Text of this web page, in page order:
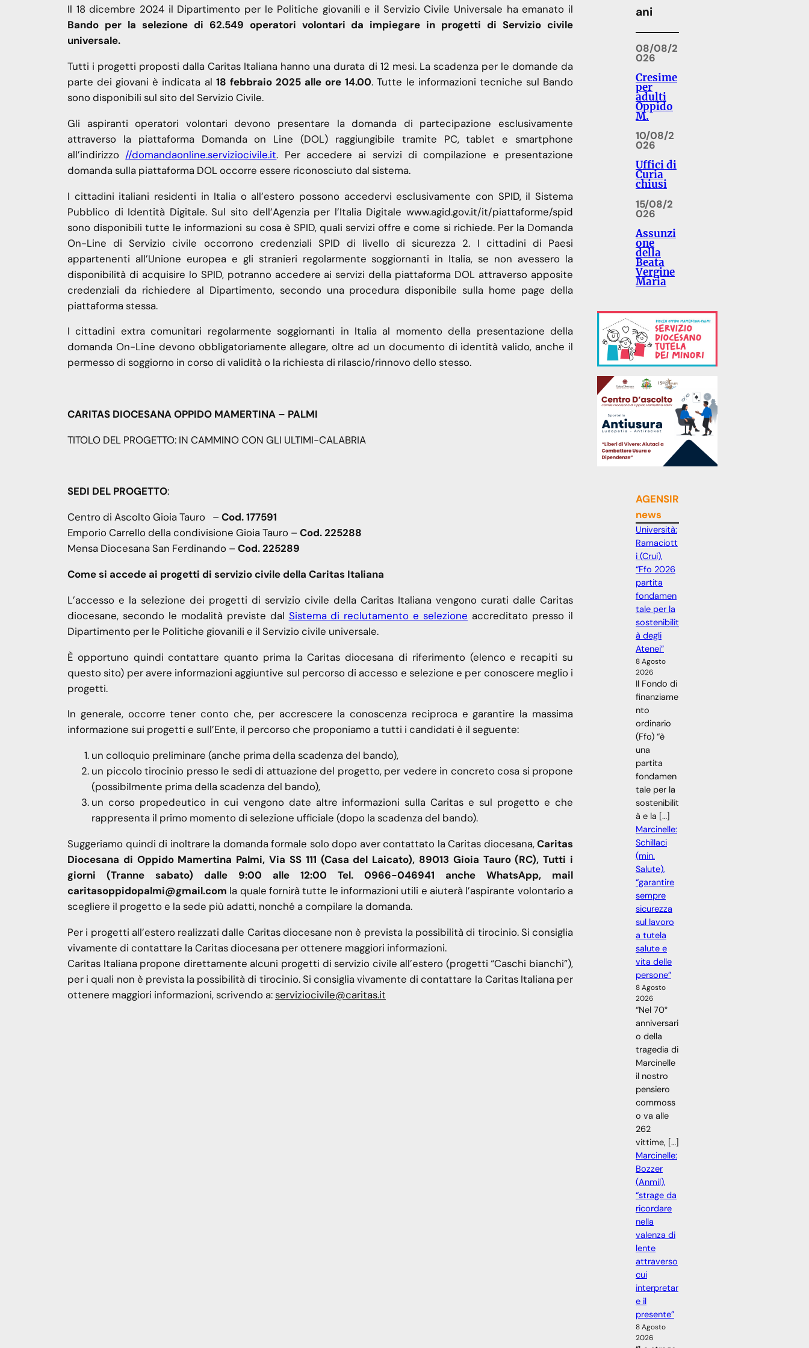
Il 18 dicembre 2024 il Dipartimento per le Politiche giovanili e il Servizio Civile Universale ha emanato il
Bando per la selezione di 62.549 operatori volontari da impiegare in progetti di Servizio civile
universale.
Tutti i progetti proposti dalla Caritas Italiana hanno una durata di 12 mesi. La scadenza per le domande da
parte dei giovani è indicata al 18 febbraio 2025 alle ore 14.00. Tutte le informazioni tecniche sul Bando
sono disponibili sul sito del Servizio Civile.
Gli aspiranti operatori volontari devono presentare la domanda di partecipazione esclusivamente
attraverso la piattaforma Domanda on Line (DOL) raggiungibile tramite PC, tablet e smartphone
all’indirizzo //domandaonline.serviziocivile.it. Per accedere ai servizi di compilazione e presentazione
domanda sulla piattaforma DOL occorre essere riconosciuto dal sistema.
I cittadini italiani residenti in Italia o all’estero possono accedervi esclusivamente con SPID, il Sistema
Pubblico di Identità Digitale. Sul sito dell’Agenzia per l’Italia Digitale www.agid.gov.it/it/piattaforme/spid
sono disponibili tutte le informazioni su cosa è SPID, quali servizi offre e come si richiede. Per la Domanda
On-Line di Servizio civile occorrono credenziali SPID di livello di sicurezza 2. I cittadini di Paesi
appartenenti all’Unione europea e gli stranieri regolarmente soggiornanti in Italia, se non avessero la
disponibilità di acquisire lo SPID, potranno accedere ai servizi della piattaforma DOL attraverso apposite
credenziali da richiedere al Dipartimento, secondo una procedura disponibile sulla home page della
piattaforma stessa.
I cittadini extra comunitari regolarmente soggiornanti in Italia al momento della presentazione della
domanda On-Line devono obbligatoriamente allegare, oltre ad un documento di identità valido, anche il
permesso di soggiorno in corso di validità o la richiesta di rilascio/rinnovo dello stesso.
CARITAS DIOCESANA OPPIDO MAMERTINA – PALMI
TITOLO DEL PROGETTO: IN CAMMINO CON GLI ULTIMI-CALABRIA
SEDI DEL PROGETTO:
Centro di Ascolto Gioia Tauro – Cod. 177591
Emporio Carrello della condivisione Gioia Tauro – Cod. 225288
Mensa Diocesana San Ferdinando – Cod. 225289
Come si accede ai progetti di servizio civile della Caritas Italiana
L’accesso e la selezione dei progetti di servizio civile della Caritas Italiana vengono curati dalle Caritas
diocesane, secondo le modalità previste dal Sistema di reclutamento e selezione accreditato presso il
Dipartimento per le Politiche giovanili e il Servizio civile universale.
È opportuno quindi contattare quanto prima la Caritas diocesana di riferimento (elenco e recapiti su
questo sito) per avere informazioni aggiuntive sul percorso di accesso e selezione e per conoscere meglio i
progetti.
In generale, occorre tener conto che, per accrescere la conoscenza reciproca e garantire la massima
informazione sui progetti e sull’Ente, il percorso che proponiamo a tutti i candidati è il seguente:
un colloquio preliminare (anche prima della scadenza del bando),
un piccolo tirocinio presso le sedi di attuazione del progetto, per vedere in concreto cosa si propone
(possibilmente prima della scadenza del bando),
un corso propedeutico in cui vengono date altre informazioni sulla Caritas e sul progetto e che
rappresenta il primo momento di selezione ufficiale (dopo la scadenza del bando).
Suggeriamo quindi di inoltrare la domanda formale solo dopo aver contattato la Caritas diocesana,Caritas
Diocesana di Oppido Mamertina Palmi, Via SS 111 (Casa del Laicato), 89013 Gioia Tauro (RC), Tutti i
giorni (Tranne sabato) dalle 9:00 alle 12:00 Tel. 0966-046941 anche WhatsApp, mail
caritasoppidopalmi@gmail.com la quale fornirà tutte le informazioni utili e aiuterà l’aspirante volontario a
scegliere il progetto e la sede più adatti, nonché a compilare la domanda.
Per i progetti all’estero realizzati dalle Caritas diocesane non è prevista la possibilità di tirocinio. Si consiglia
vivamente di contattare la Caritas diocesana per ottenere maggiori informazioni.
Caritas Italiana propone direttamente alcuni progetti di servizio civile all’estero (progetti “Caschi bianchi”),
per i quali non è prevista la possibilità di tirocinio. Si consiglia vivamente di contattare la Caritas Italiana per
ottenere maggiori informazioni, scrivendo a:serviziocivile@caritas.it
ani
08/08/2
026
Cresime
per
adulti
Oppido
M.
10/08/2
026
Uffici di
Curia
chiusi
15/08/2
026
Assunzi
one
della
Beata
Vergine
Maria
AGENSIR
news
Università:
Ramaciott
i (Crui),
“Ffo 2026
partita
fondamen
tale per la
sostenibilit
à degli
Atenei”
8 Agosto
2026
Il Fondo di
finanziame
nto
ordinario
(Ffo) “è
una
partita
fondamen
tale per la
sostenibilit
à e la […]
Marcinelle:
Schillaci
(min.
Salute),
“garantire
sempre
sicurezza
sul lavoro
a tutela
salute e
vita delle
persone”
8 Agosto
2026
“Nel 70°
anniversari
o della
tragedia di
Marcinelle
il nostro
pensiero
commoss
o va alle
262
vittime, […]
Marcinelle:
Bozzer
(Anmil),
“strage da
ricordare
nella
valenza di
lente
attraverso
cui
interpretar
e il
presente”
8 Agosto
2026